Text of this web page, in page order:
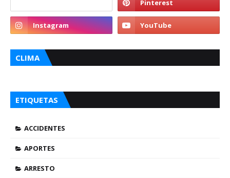
CLIMA
ETIQUETAS
ACCIDENTES
APORTES
ARRESTO